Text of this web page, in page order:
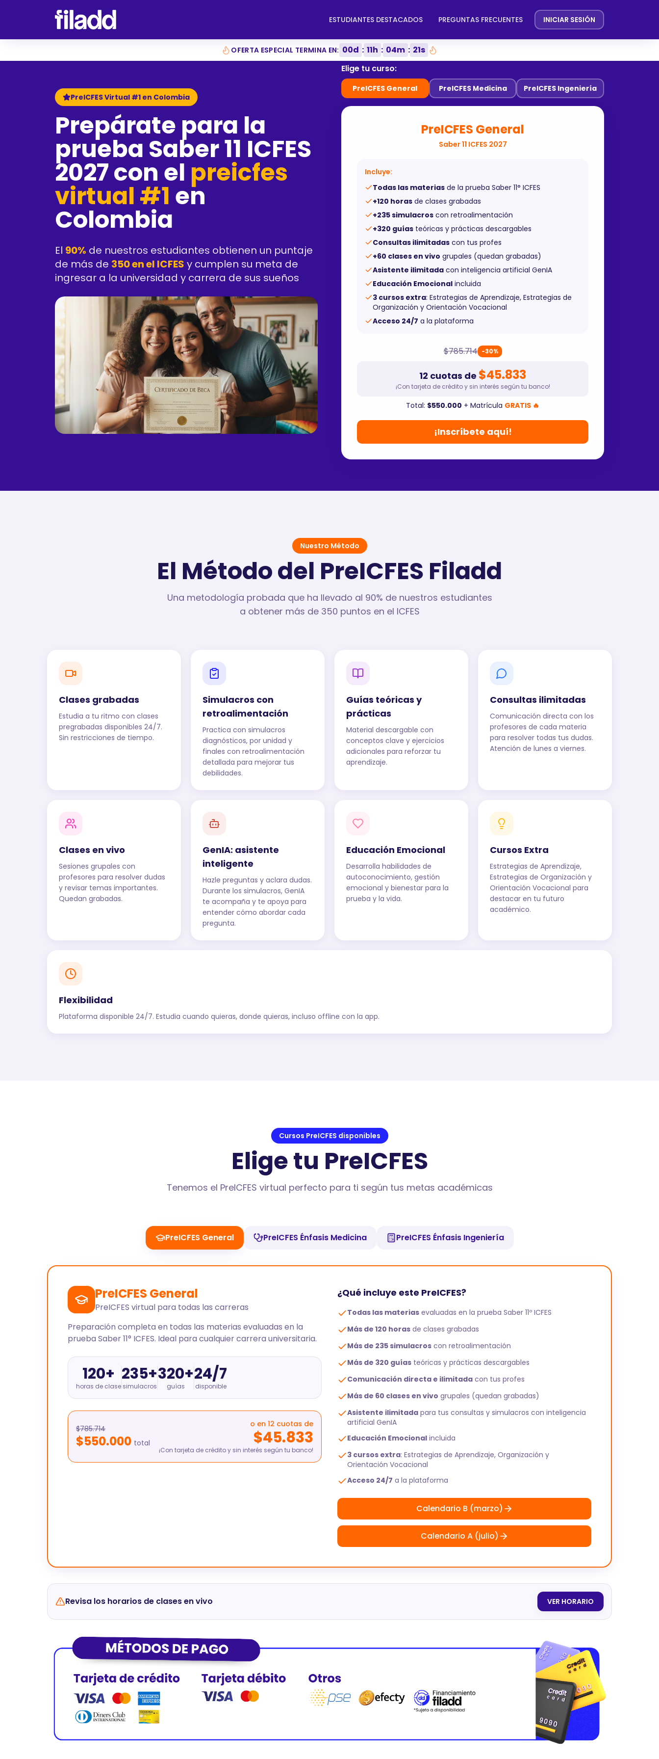
ESTUDIANTES DESTACADOS PREGUNTAS FRECUENTES INICIAR SESIÓN
OFERTA ESPECIAL TERMINA EN: 00d : 11h : 04m : 20s
PreICFES Virtual #1 en Colombia
Prepárate para la
prueba Saber 11 ICFES
2027 con el preicfes
virtual #1 en
Colombia
El 90% de nuestros estudiantes obtienen un puntaje
de más de 350 en el ICFES y cumplen su meta de
ingresar a la universidad y carrera de sus sueños
Elige tu curso:
PreICFES General PreICFES Medicina PreICFES Ingeniería
PreICFES General
Saber 11 ICFES 2027
Incluye:
Todas las materias de la prueba Saber 11° ICFES
+120 horas de clases grabadas
+235 simulacros con retroalimentación
+320 guías teóricas y prácticas descargables
Consultas ilimitadas con tus profes
+60 clases en vivo grupales (quedan grabadas)
Asistente ilimitada con inteligencia artificial GenIA
Educación Emocional incluida
3 cursos extra: Estrategias de Aprendizaje, Estrategias de
Organización y Orientación Vocacional
Acceso 24/7 a la plataforma
$785.714 -30%
12 cuotas de $45.833
¡Con tarjeta de crédito y sin interés según tu banco!
Total: $550.000 + Matrícula GRATIS 🔥
¡Inscríbete aquí!
Nuestro Método
El Método del PreICFES Filadd
Una metodología probada que ha llevado al 90% de nuestros estudiantes
a obtener más de 350 puntos en el ICFES
Clases grabadas
Estudia a tu ritmo con clases
pregrabadas disponibles 24/7.
Sin restricciones de tiempo.
Simulacros con
retroalimentación
Practica con simulacros
diagnósticos, por unidad y
finales con retroalimentación
detallada para mejorar tus
debilidades.
Guías teóricas y
prácticas
Material descargable con
conceptos clave y ejercicios
adicionales para reforzar tu
aprendizaje.
Consultas ilimitadas
Comunicación directa con los
profesores de cada materia
para resolver todas tus dudas.
Atención de lunes a viernes.
Clases en vivo
Sesiones grupales con
profesores para resolver dudas
y revisar temas importantes.
Quedan grabadas.
GenIA: asistente
inteligente
Hazle preguntas y aclara dudas.
Durante los simulacros, GenIA
te acompaña y te apoya para
entender cómo abordar cada
pregunta.
Educación Emocional
Desarrolla habilidades de
autoconocimiento, gestión
emocional y bienestar para la
prueba y la vida.
Cursos Extra
Estrategias de Aprendizaje,
Estrategias de Organización y
Orientación Vocacional para
destacar en tu futuro
académico.
Flexibilidad
Plataforma disponible 24/7. Estudia cuando quieras, donde quieras, incluso offline con la app.
Cursos PreICFES disponibles
Elige tu PreICFES
Tenemos el PreICFES virtual perfecto para ti según tus metas académicas
PreICFES General PreICFES Énfasis Medicina PreICFES Énfasis Ingeniería
PreICFES General
PreICFES virtual para todas las carreras
Preparación completa en todas las materias evaluadas en la
prueba Saber 11° ICFES. Ideal para cualquier carrera universitaria.
120+
horas de clase
235+
simulacros
320+
guías
24/7
disponible
$785.714
$550.000 total
o en 12 cuotas de
$45.833
¡Con tarjeta de crédito y sin interés según tu banco!
¿Qué incluye este PreICFES?
Todas las materias evaluadas en la prueba Saber 11º ICFES
Más de 120 horas de clases grabadas
Más de 235 simulacros con retroalimentación
Más de 320 guías teóricas y prácticas descargables
Comunicación directa e ilimitada con tus profes
Más de 60 clases en vivo grupales (quedan grabadas)
Asistente ilimitada para tus consultas y simulacros con inteligencia
artificial GenIA
Educación Emocional incluida
3 cursos extra: Estrategias de Aprendizaje, Organización y
Orientación Vocacional
Acceso 24/7 a la plataforma
Calendario B (marzo)
Calendario A (julio)
Revisa los horarios de clases en vivo VER HORARIO